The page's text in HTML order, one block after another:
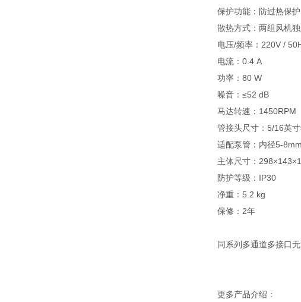
保护功能：防过热保护
散热方式：两组风机
电压/频率：220V /
电流：0.4 A
功率：80 W
噪音：≤52 dB
马达转速：1450RPM
管接头尺寸：5/16英
适配泵管：内径5-
主体尺寸：
防护等级：IP30
净重：5.2 kg
保修：2年
同系列多通道多接口无
更多产品介绍：